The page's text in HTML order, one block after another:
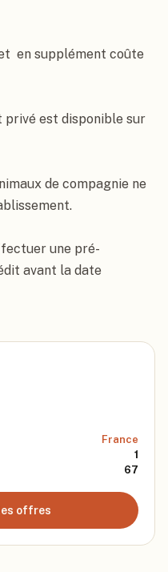
en supplément coûte
est disponible sur
de compagnie ne
une pré-
avant la date
France
1
67
offres